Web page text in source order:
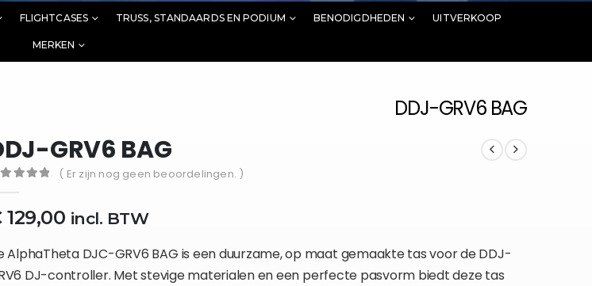
FLIGHTCASES TRUSS, STANDAARDS EN PODIUM BENODIGDHEDEN UITVERKOOP
MERKEN
DDJ-GRV6 BAG
GRV6 BAG
( Er zijn nog geen beoordelingen. )
129,00 incl. BTW
AlphaTheta DJC-GRV6 BAG is een duurzame, op maat gemaakte tas voor de DDJ-
DJ-controller. Met stevige materialen en een perfecte pasvorm biedt deze tas